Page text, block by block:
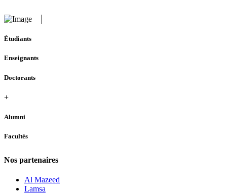
Étudiants
Enseignants
Doctorants
+
Alumni
Facultés
Nos partenaires
Al Mazeed
Lamsa